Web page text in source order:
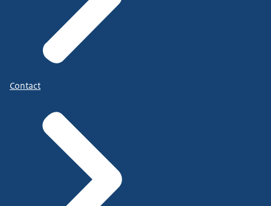
Contact